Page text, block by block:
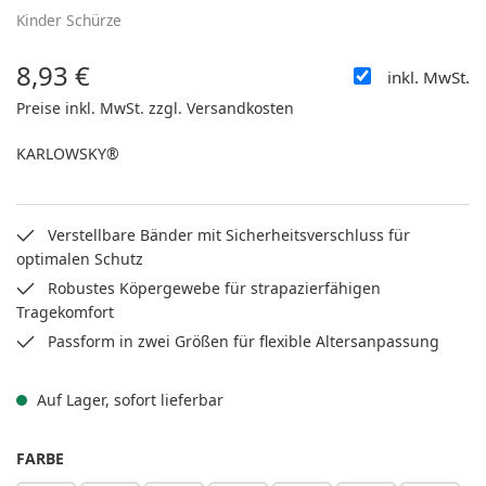
Kinder Schürze
Regulärer Preis:
8,93 € inkl. MwSt.
Preise inkl. MwSt. zzgl. Versandkosten
KARLOWSKY®
Verstellbare Bänder mit Sicherheitsverschluss für
optimalen Schutz
Robustes Köpergewebe für strapazierfähigen
Tragekomfort
Passform in zwei Größen für flexible Altersanpassung
Auf Lager, sofort lieferbar
FARBE